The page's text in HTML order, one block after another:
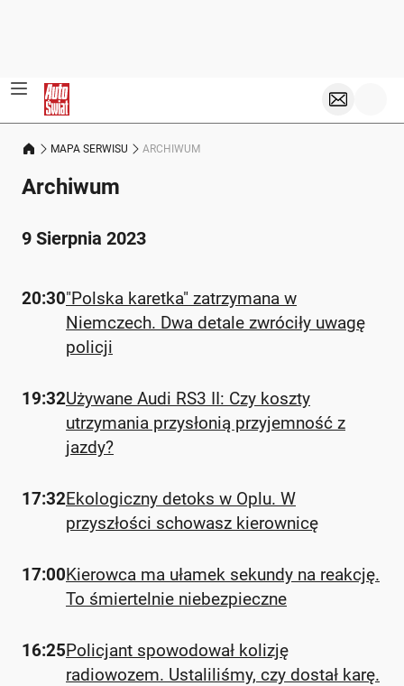
MAPA SERWISU ARCHIWUM
Archiwum
9 Sierpnia 2023
20:30"Polska karetka" zatrzymana w
Niemczech. Dwa detale zwróciły uwagę
policji
19:32Używane Audi RS3 II: Czy koszty
utrzymania przysłonią przyjemność z
jazdy?
17:32Ekologiczny detoks w Oplu. W
przyszłości schowasz kierownicę
17:00Kierowca ma ułamek sekundy na reakcję.
To śmiertelnie niebezpieczne
16:25Policjant spowodował kolizję
radiowozem. Ustaliliśmy, czy dostał karę.